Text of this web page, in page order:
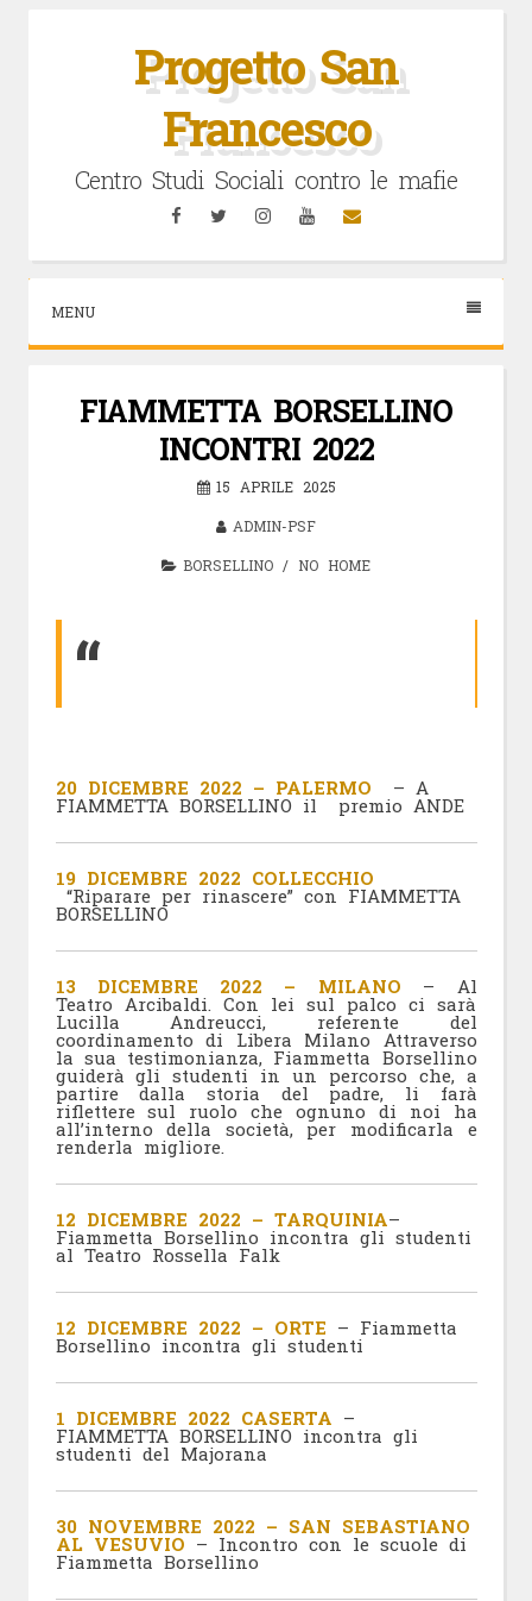
Progetto San
Francesco
Centro Studi Sociali contro le mafie
FacebookTwitterInstagramYouTubeEmail
MENU
FIAMMETTA BORSELLINO
INCONTRI 2022
15 APRILE 2025
ADMIN-PSF
BORSELLINO / NO HOME
20 DICEMBRE 2022 – PALERMO – A
FIAMMETTA BORSELLINO il premio ANDE
19 DICEMBRE 2022 COLLECCHIO
“Riparare per rinascere” con FIAMMETTA
BORSELLINO
13 DICEMBRE 2022 – MILANO – Al
Teatro Arcibaldi. Con lei sul palco ci sarà
Lucilla Andreucci, referente del
coordinamento di Libera Milano Attraverso
la sua testimonianza, Fiammetta Borsellino
guiderà gli studenti in un percorso che, a
partire dalla storia del padre, li farà
riflettere sul ruolo che ognuno di noi ha
all’interno della società, per modificarla e
renderla migliore.
12 DICEMBRE 2022 – TARQUINIA–
Fiammetta Borsellino incontra gli studenti
al Teatro Rossella Falk
12 DICEMBRE 2022 – ORTE – Fiammetta
Borsellino incontra gli studenti
1 DICEMBRE 2022 CASERTA –
FIAMMETTA BORSELLINO incontra gli
studenti del Majorana
30 NOVEMBRE 2022 – SAN SEBASTIANO
AL VESUVIO – Incontro con le scuole di
Fiammetta Borsellino